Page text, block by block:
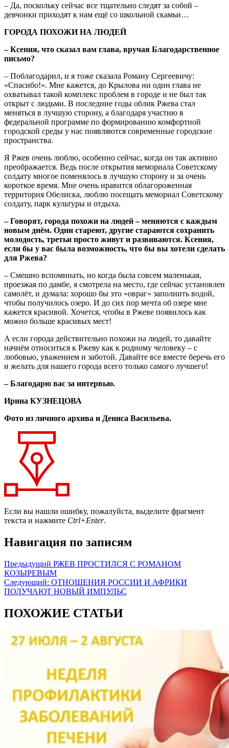
– Да, поскольку сейчас все тщательно следят за собой –
девчонки приходят к нам ещё со школьной скамьи…
ГОРОДА ПОХОЖИ НА ЛЮДЕЙ
– Ксения, что сказал вам глава, вручая Благодарственное
письмо?
– Поблагодарил, и я тоже сказала Роману Сергеевичу:
«Спасибо!». Мне кажется, до Крылова ни один глава не
охватывал такой комплекс проблем в городе и не был так
открыт с людьми. В последние годы облик Ржева стал
меняться в лучшую сторону, а благодаря участию в
федеральной программе по формированию комфортной
городской среды у нас появляются современные городские
пространства.
Я Ржев очень люблю, особенно сейчас, когда он так активно
преображается. Ведь после открытия мемориала Советскому
солдату многое поменялось в лучшую сторону и за очень
короткое время. Мне очень нравится облагороженная
территория Обелиска, люблю посещать мемориал Советскому
солдату, парк культуры и отдыха.
– Говорят, города похожи на людей – меняются с каждым
новым днём. Одни стареют, другие стараются сохранить
молодость, третьи просто живут и развиваются. Ксения,
если бы у вас была возможность, что бы вы хотели сделать
для Ржева?
– Смешно вспоминать, но когда была совсем маленькая,
проезжая по дамбе, я смотрела на место, где сейчас установлен
самолёт, и думала: хорошо бы это «овраг» заполнить водой,
чтобы получилось озеро. И до сих пор мечта об озере мне
кажется красивой. Хочется, чтобы в Ржеве появилось как
можно больше красивых мест!
А если города действительно похожи на людей, то давайте
начнём относиться к Ржеву как к родному человеку – с
любовью, уважением и заботой. Давайте все вместе беречь его
и желать для нашего города всего только самого лучшего!
– Благодарю вас за интервью.
Ирина КУЗНЕЦОВА
Фото из личного архива и Дениса Васильева.
Если вы нашли ошибку, пожалуйста, выделите фрагмент
текста и нажмите Ctrl+Enter.
Навигация по записям
Предыдущий РЖЕВ ПРОСТИЛСЯ С РОМАНОМ
КОЗЫРЕВЫМ
Следующий: ОТНОШЕНИЯ РОССИИ И АФРИКИ
ПОЛУЧАЮТ НОВЫЙ ИМПУЛЬС
ПОХОЖИЕ СТАТЬИ